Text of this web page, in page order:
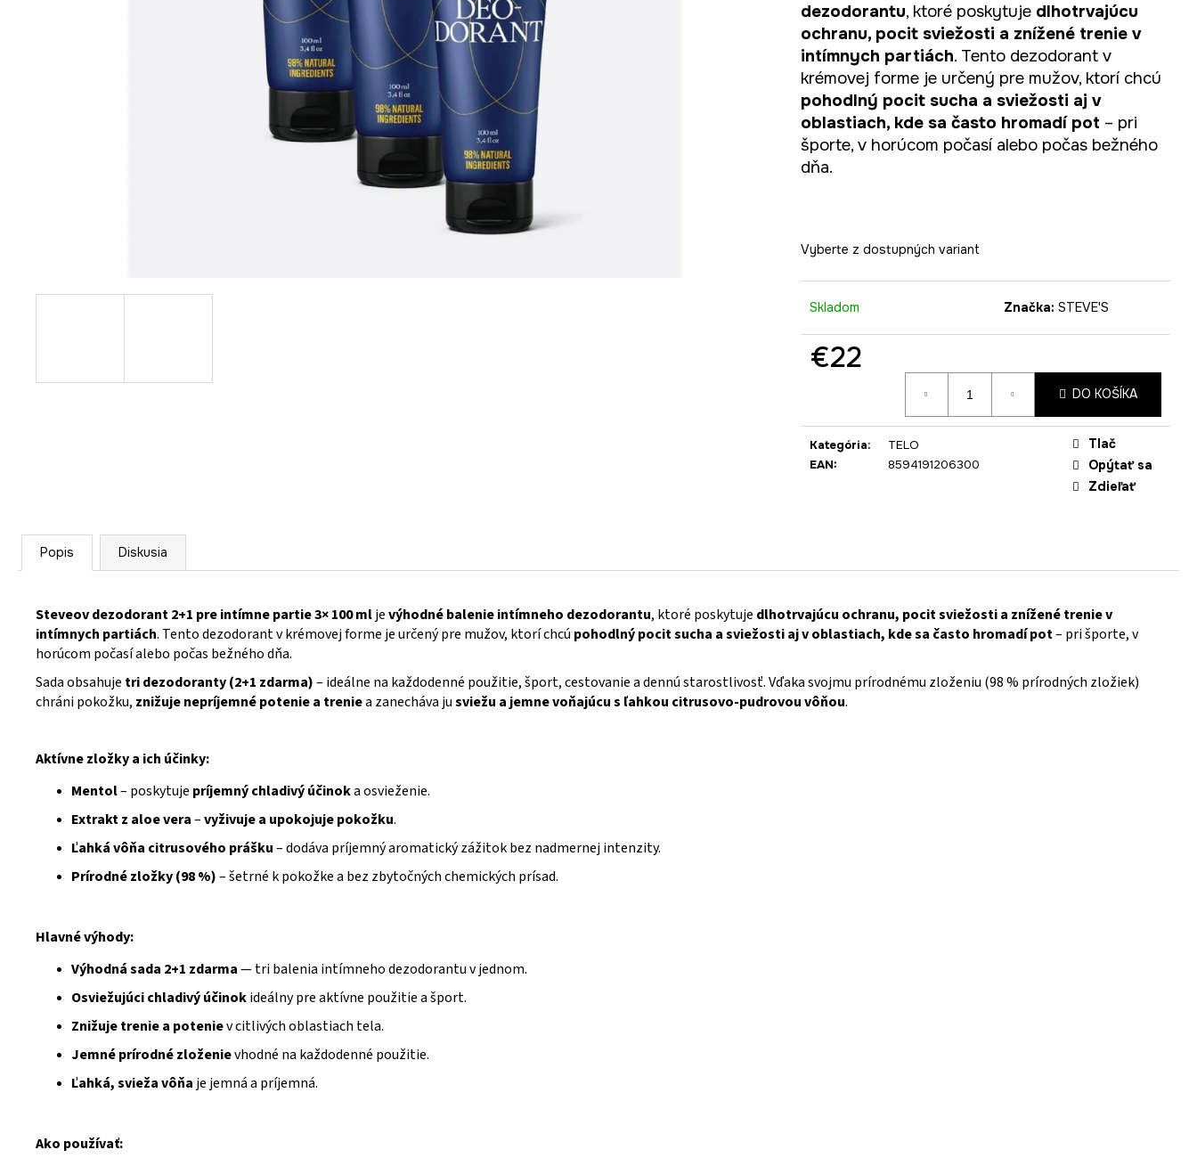
dezodorantu, ktoré poskytuje dlhotrvajúcu
ochranu, pocit sviežosti a znížené trenie v
intímnych partiách. Tento dezodorant v
krémovej forme je určený pre mužov, ktorí chcú
pohodlný pocit sucha a sviežosti aj v
oblastiach, kde sa často hromadí pot – pri
športe, v horúcom počasí alebo počas bežného
dňa.
Vyberte z dostupných variant
Skladom Značka: STEVE'S
€22
DO KOŠÍKA
Kategória:
TELO
EAN: 8594191206300
Tlač
Opýtať sa
Zdieľať
Popis Diskusia
Steveov dezodorant 2+1 pre intímne partie 3× 100 mljevýhodné balenie intímneho dezodorantu, ktoré poskytuje dlhotrvajúcu ochranu, pocit sviežosti a znížené trenie v
intímnych partiách. Tento dezodorant v krémovej forme je určený pre mužov, ktorí chcú pohodlný pocit sucha a sviežosti aj v oblastiach, kde sa často hromadí pot– pri športe, v
horúcom počasí alebo počas bežného dňa.
Sada obsahuje tri dezodoranty (2+1 zdarma)– ideálne na každodenné použitie, šport, cestovanie a dennú starostlivosť. Vďaka svojmu prírodnému zloženiu (98 % prírodných zložiek)
chráni pokožku, znižuje nepríjemné potenie a treniea zanecháva jusviežu a jemne voňajúcu s ľahkou citrusovo-pudrovou vôňou.
Aktívne zložky a ich účinky:
Mentol– poskytuje príjemný chladivý účinoka osvieženie.
Extrakt z aloe vera–vyživuje a upokojuje pokožku.
Ľahká vôňa citrusového prášku– dodáva príjemný aromatický zážitok bez nadmernej intenzity.
Prírodné zložky (98 %)– šetrné k pokožke a bez zbytočných chemických prísad.
Hlavné výhody:
Výhodná sada 2+1 zdarma— tri balenia intímneho dezodorantu v jednom.
Osviežujúci chladivý účinokideálny pre aktívne použitie a šport.
Znižuje trenie a poteniev citlivých oblastiach tela.
Jemné prírodné zloženievhodné na každodenné použitie.
Ľahká, svieža vôňaje jemná a príjemná.
Ako používať: